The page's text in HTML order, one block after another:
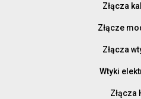
Złącza
Złącze
Złącza
Wtyki
Złącza